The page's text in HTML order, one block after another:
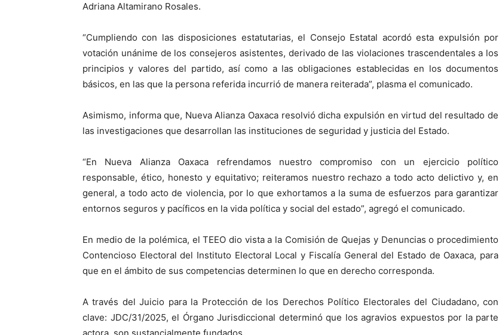
Adriana Altamirano Rosales.
“Cumpliendo con las disposiciones estatutarias, el Consejo Estatal acordó esta expulsión por
votación unánime de los consejeros asistentes, derivado de las violaciones trascendentales a los
principios y valores del partido, así como a las obligaciones establecidas en los documentos
básicos, en las que la persona referida incurrió de manera reiterada”, plasma el comunicado.
Asimismo, informa que, Nueva Alianza Oaxaca resolvió dicha expulsión en virtud del resultado de
las investigaciones que desarrollan las instituciones de seguridad y justicia del Estado.
“En Nueva Alianza Oaxaca refrendamos nuestro compromiso con un ejercicio político
responsable, ético, honesto y equitativo; reiteramos nuestro rechazo a todo acto delictivo y, en
general, a todo acto de violencia, por lo que exhortamos a la suma de esfuerzos para garantizar
entornos seguros y pacíficos en la vida política y social del estado”, agregó el comunicado.
En medio de la polémica, el TEEO dio vista a la Comisión de Quejas y Denuncias o procedimiento
Contencioso Electoral del Instituto Electoral Local y Fiscalía General del Estado de Oaxaca, para
que en el ámbito de sus competencias determinen lo que en derecho corresponda.
A través del Juicio para la Protección de los Derechos Político Electorales del Ciudadano, con
clave: JDC/31/2025, el Órgano Jurisdiccional determinó que los agravios expuestos por la parte